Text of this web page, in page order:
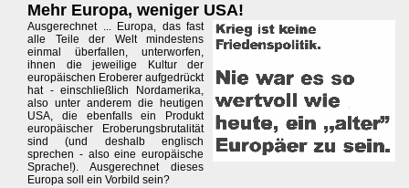
Mehr Europa, weniger USA!
Ausgerechnet ... Europa, das fast
alle Teile der Welt mindestens
einmal überfallen, unterworfen,
ihnen die jeweilige Kultur der
europäischen Eroberer aufgedrückt
hat - einschließlich Nordamerika,
also unter anderem die heutigen
USA, die ebenfalls ein Produkt
europäischer Eroberungsbrutalität
sind (und deshalb englisch
sprechen - also eine europäische
Sprache!). Ausgerechnet dieses
Europa soll ein Vorbild sein?